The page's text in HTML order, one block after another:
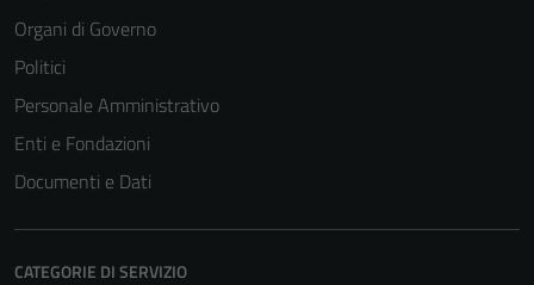
Organi di Governo
Politici
Personale Amministrativo
Enti e Fondazioni
Documenti e Dati
CATEGORIE DI SERVIZIO